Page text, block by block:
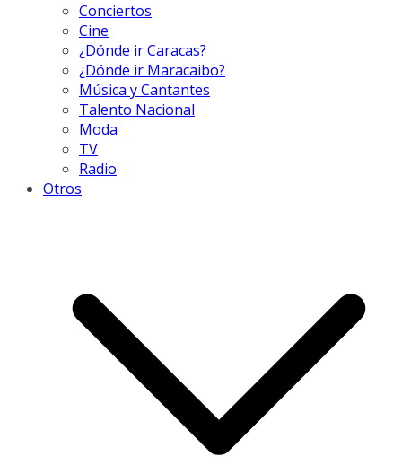
Conciertos
Cine
¿Dónde ir Caracas?
¿Dónde ir Maracaibo?
Música y Cantantes
Talento Nacional
Moda
TV
Radio
Otros